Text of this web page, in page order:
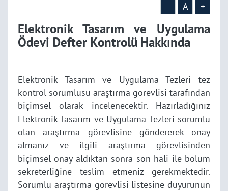
- A +
Elektronik Tasarım ve Uygulama
Ödevi Defter Kontrolü Hakkında
Elektronik Tasarım ve Uygulama Tezleri tez
kontrol sorumlusu araştırma görevlisi tarafından
biçimsel olarak incelenecektir. Hazırladığınız
Elektronik Tasarım ve Uygulama Tezleri sorumlu
olan araştırma görevlisine göndererek onay
almanız ve ilgili araştırma görevlisinden
biçimsel onay aldıktan sonra son hali ile bölüm
sekreterliğine teslim etmeniz gerekmektedir.
Sorumlu araştırma görevlisi listesine duyurunun